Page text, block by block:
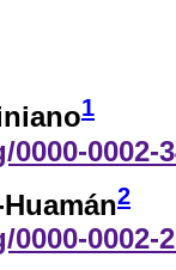
1
0002-
2
0002-